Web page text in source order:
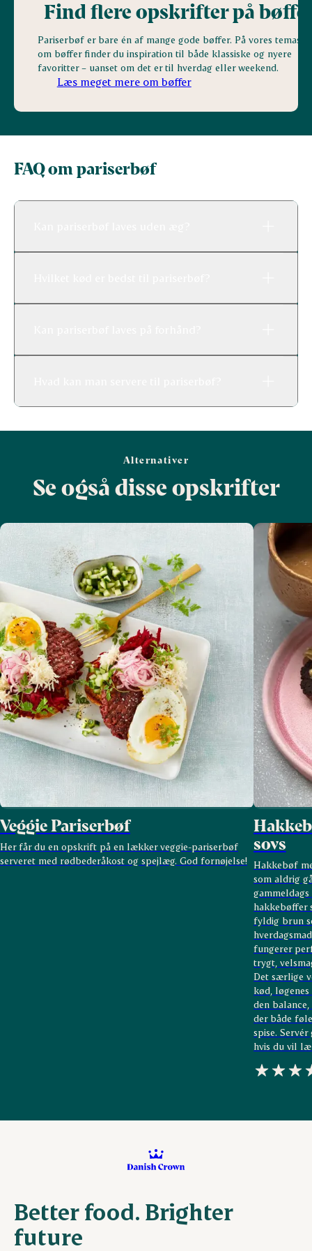
Find flere opskrifter på
Pariserbøf er bare én af mange gode bøffer. På vores
om bøffer finder du inspiration til både klassiske og nyere
favoritter – uanset om det er til hverdag eller weekend.
Læs meget mere om bøffer
FAQ om pariserbøf
Alternativer
Se også disse opskrifter
Veggie Pariserbøf
Her får du en opskrift på en lækker veggie-pariserbøf
serveret med rødbederåkost og spejlæg. God fornøjelse!
sovs
Hakkebøf
som aldrig
hakkebøffer
fyldig brun
fungerer
trygt,
Det særlige
kød,
den
der både
spise.
hvis du vil
Better food. Brighter
future